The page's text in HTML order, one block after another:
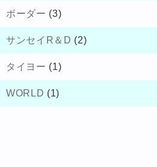
ボーダー (3)
サンセイR＆D (2)
タイヨー (1)
WORLD (1)